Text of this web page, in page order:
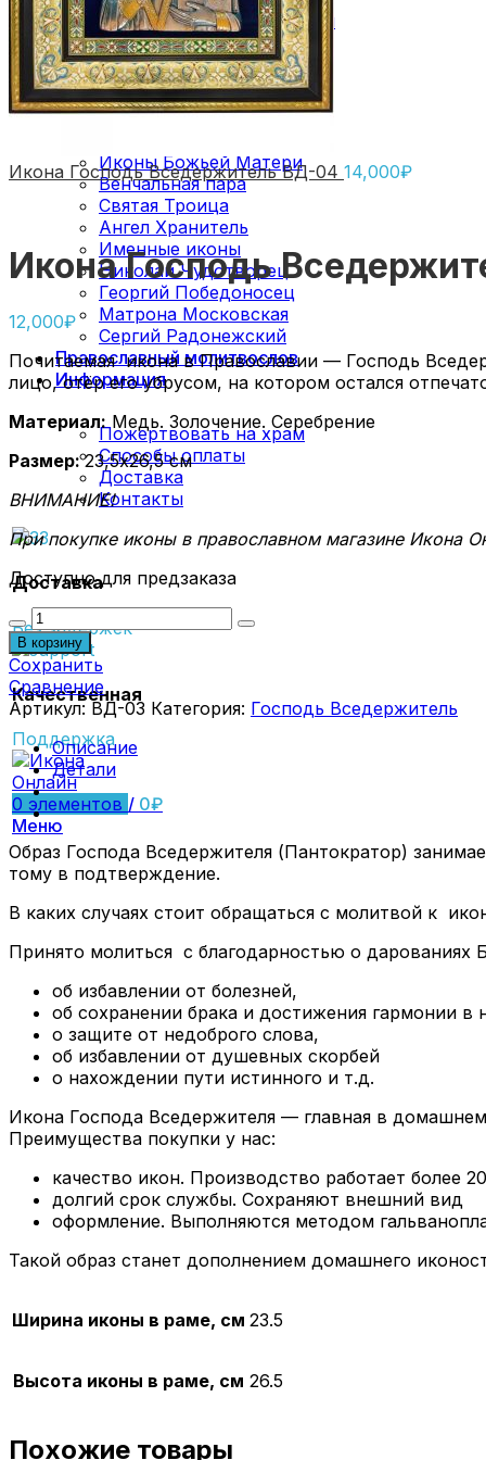
Поставить свечу в церкви
О здравии
О упокоении
Православные иконы
Иконы Божьей Матери
Венчальная пара
Святая Троица
Ангел Хранитель
Именные иконы
Николай Чудотворец
Георгий Победоносец
Матрона Московская
Сергий Радонежский
Православный молитвослов
Информация
Пожертвовать на храм
Способы оплаты
Доставка
Контакты
Доставка
Без задержек
Качественная
Поддержка
0 элементов / 0₽
Меню
Икона Господь Вседержитель ВД-04 14,000₽
Икона Господь
12,000₽
Почитаемая икона в Православии — Господь
лицо, отёр его убрусом, на котором остался
Материал: Медь. Золочение. Серебрение
Размер:23,5х26,5 см
ВНИМАНИЕ!
При покупке иконы в православном магазине Икона
Доступно для предзаказа
Количество
товара
Икона
Господь
Вседержитель
ВД-03
В корзину
Сохранить
Сравнение
Артикул:ВД-03 Категория: Господь Вседержитель
Описание
Детали
Образ Господа Вседержителя (Пантократор)
тому в подтверждение.
В каких случаях стоит обращаться с молитвой к
Принято молиться с благодарностью о дарованиях
об избавлении от болезней,
об сохранении брака и достижения гармонии в
о защите от недоброго слова,
об избавлении от душевных скорбей
о нахождении пути истинного и т.д.
Икона Господа Вседержителя — главная в
Преимущества покупки у нас:
качество икон. Производство работает более
долгий срок службы. Сохраняют внешний вид
оформление. Выполняются методом
Такой образ станет дополнением домашнего
Ширина иконы в раме, см 23.5
Высота иконы в раме, см 26.5
Похожие товары